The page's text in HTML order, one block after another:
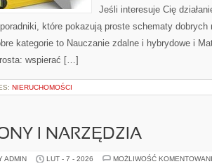
Jeśli interesuje Cię
które pokazują proste schematy dobrych
kategorie to Nauczanie zdalne i hybrydowe i
wspierać […]
NIERUCHOMOŚCI
I NARZĘDZIA
ADMIN LUT - 7 - 2026 MOŻLIWOŚĆ